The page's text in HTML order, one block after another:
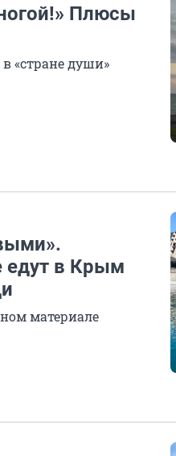
Плюсы
«стране души»
едут в Крым
материале